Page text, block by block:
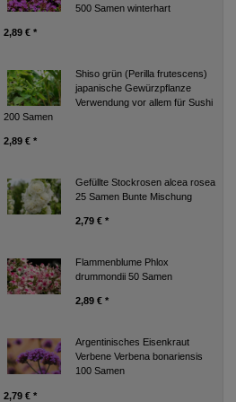
500 Samen winterhart
2,89 € *
Shiso grün (Perilla frutescens)
japanische Gewürzpflanze
Verwendung vor allem für Sushi
200 Samen
2,89 € *
Gefüllte Stockrosen alcea rosea
25 Samen Bunte Mischung
2,79 € *
Flammenblume Phlox
drummondii 50 Samen
2,89 € *
Argentinisches Eisenkraut
Verbene Verbena bonariensis
100 Samen
2,79 € *